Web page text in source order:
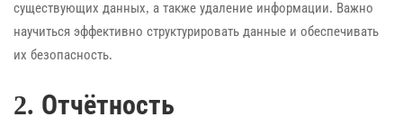
существующих данных, а также удаление информации. Важно
научиться эффективно структурировать данные и обеспечивать
их безопасность.
2. Отчётность